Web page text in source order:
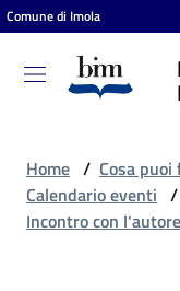
Vai al contenuto
Vai alla navigazione
Vai al footer
Comune di Imola
Biblioteca
comunale
Home / Cosa puoi
Calendario eventi /
Incontro con